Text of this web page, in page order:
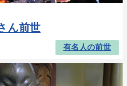
ん前世
有名人の前世